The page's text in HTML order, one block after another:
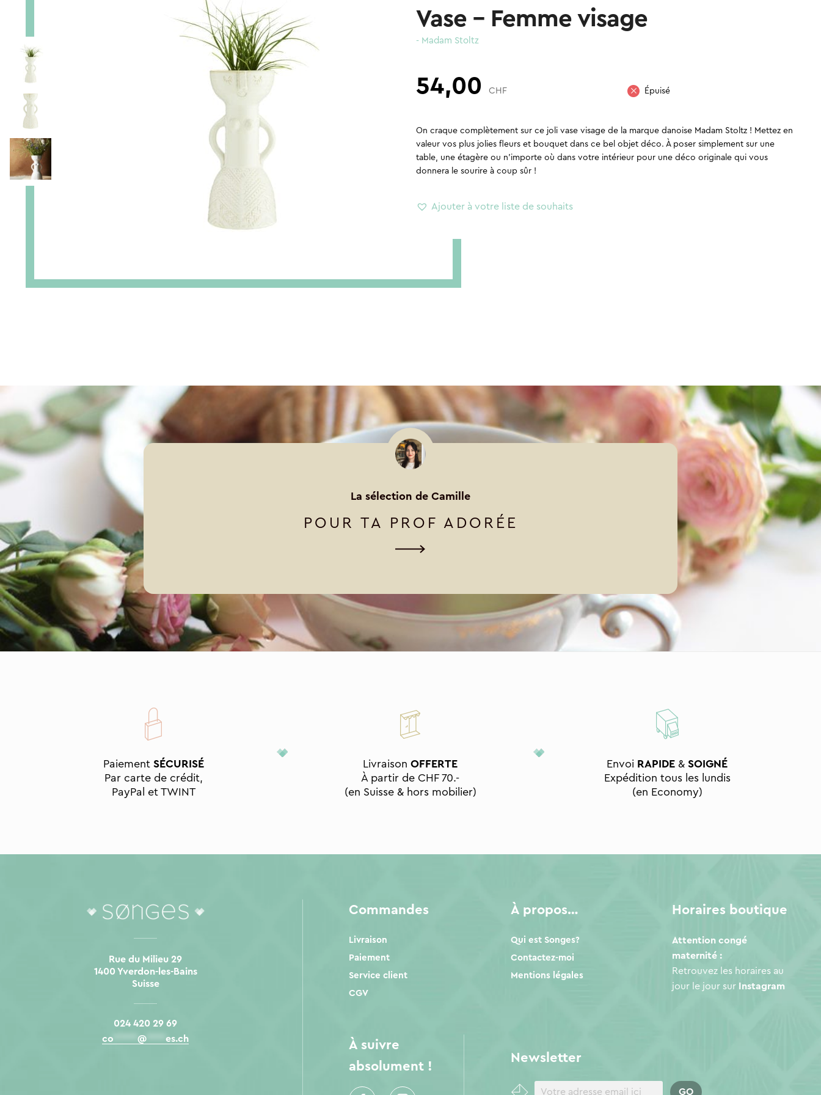
Vase – Femme visage
- Madam Stoltz
54,00CHF Épuisé
On craque complètement sur ce joli vase visage de la marque danoise Madam Stoltz ! Mettez en
valeur vos plus jolies fleurs et bouquet dans ce bel objet déco. À poser simplement sur une
table, une étagère ou n’importe où dans votre intérieur pour une déco originale qui vous
donnera le sourire à coup sûr !
Ajouter à votre liste de souhaits
La sélection de Camille
POUR TA PROF ADORÉE
PaiementSÉCURISÉ
Par carte de crédit,
PayPal et TWINT
LivraisonOFFERTE
À partir de CHF 70.-
(en Suisse & hors mobilier)
Envoi RAPIDE &SOIGNÉ
Expédition tous les lundis
(en Economy)
Rue du Milieu 29
1400 Yverdon-les-Bains
Suisse
024 420 29 69
co *****@ ****es.ch
Commandes
Livraison
Paiement
Service client
CGV
À suivre
absolument !
À propos…
Qui est Songes?
Contactez-moi
Mentions légales
Newsletter
Horaires boutique
Attention congé
maternité :
Retrouvez les horaires au
jour le jour sur
Instagram